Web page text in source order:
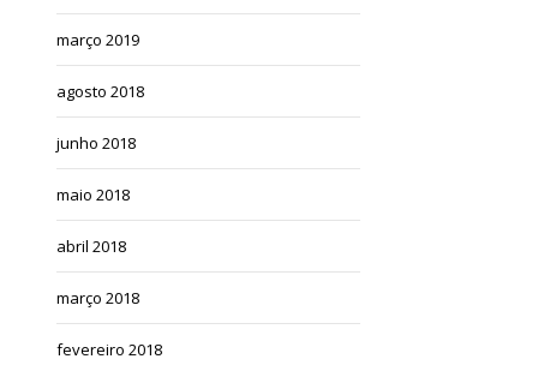
março 2019
agosto 2018
junho 2018
maio 2018
abril 2018
março 2018
fevereiro 2018